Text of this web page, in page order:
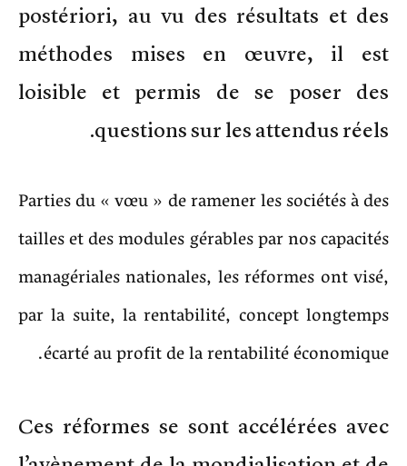
postériori, au vu des résultats et des
méthodes mises en œuvre, il est
loisible et permis de se poser des
questions sur les attendus réels.
Parties du « vœu » de ramener les sociétés à des
tailles et des modules gérables par nos capacités
managériales nationales, les réformes ont visé,
par la suite, la rentabilité, concept longtemps
écarté au profit de la rentabilité économique.
Ces réformes se sont accélérées avec